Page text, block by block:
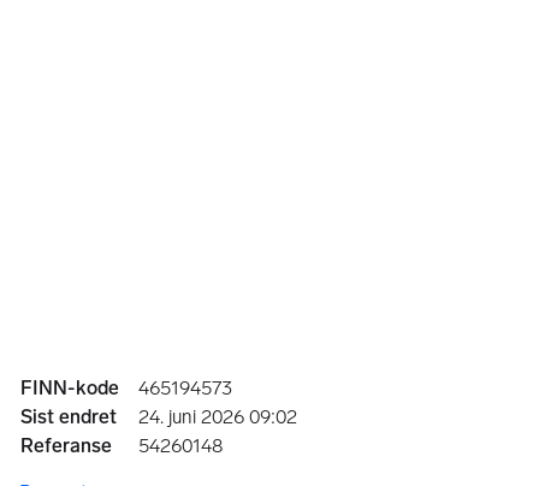
Annonseinformasjon
FINN-kode
465194573
Sist endret
24. juni 2026 09:02
Referanse
54260148